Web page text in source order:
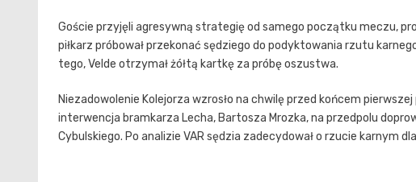
Goście przyjęli agresywną strategię od samego początku meczu,
piłkarz próbował przekonać sędziego do podyktowania rzutu
tego, Velde otrzymał żółtą kartkę za próbę oszustwa.
Niezadowolenie Kolejorza wzrosło na chwilę przed końcem
interwencja bramkarza Lecha, Bartosza Mrozka, na przedpolu
Cybulskiego. Po analizie VAR sędzia zadecydował o rzucie karnym